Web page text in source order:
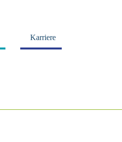
Karriere